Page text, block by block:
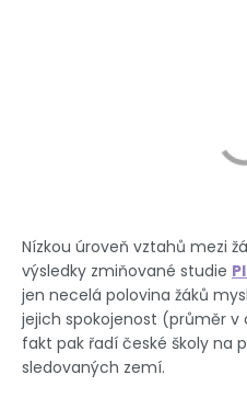
Nízkou úroveň vztahů mezi
výsledky zmiňované studie
jen necelá polovina žáků
jejich spokojenost (průměr
fakt pak řadí české školy na
sledovaných zemí.